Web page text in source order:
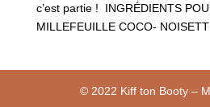
c’est partie ! INGRÉDIENTS
MILLEFEUILLE COCO-
© 2022 Kiff ton Booty –